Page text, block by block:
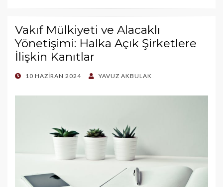
Vakıf Mülkiyeti ve Alacaklı
Yönetişimi: Halka Açık Şirketlere
İlişkin Kanıtlar
POSTED
10 HAZIRAN 2024 YAVUZ AKBULAK